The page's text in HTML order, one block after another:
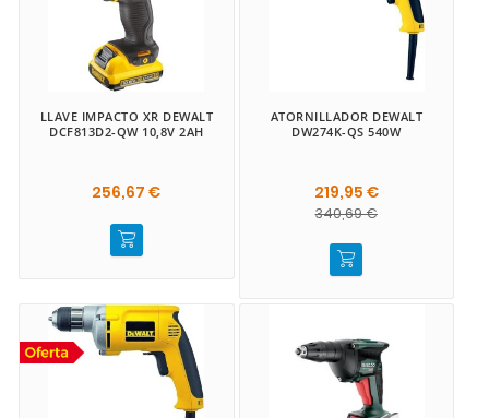
LLAVE IMPACTO XR DEWALT
DCF813D2-QW 10,8V 2AH
256,67 €
ATORNILLADOR DEWALT
DW274K-QS 540W
219,95 €
340,69 €